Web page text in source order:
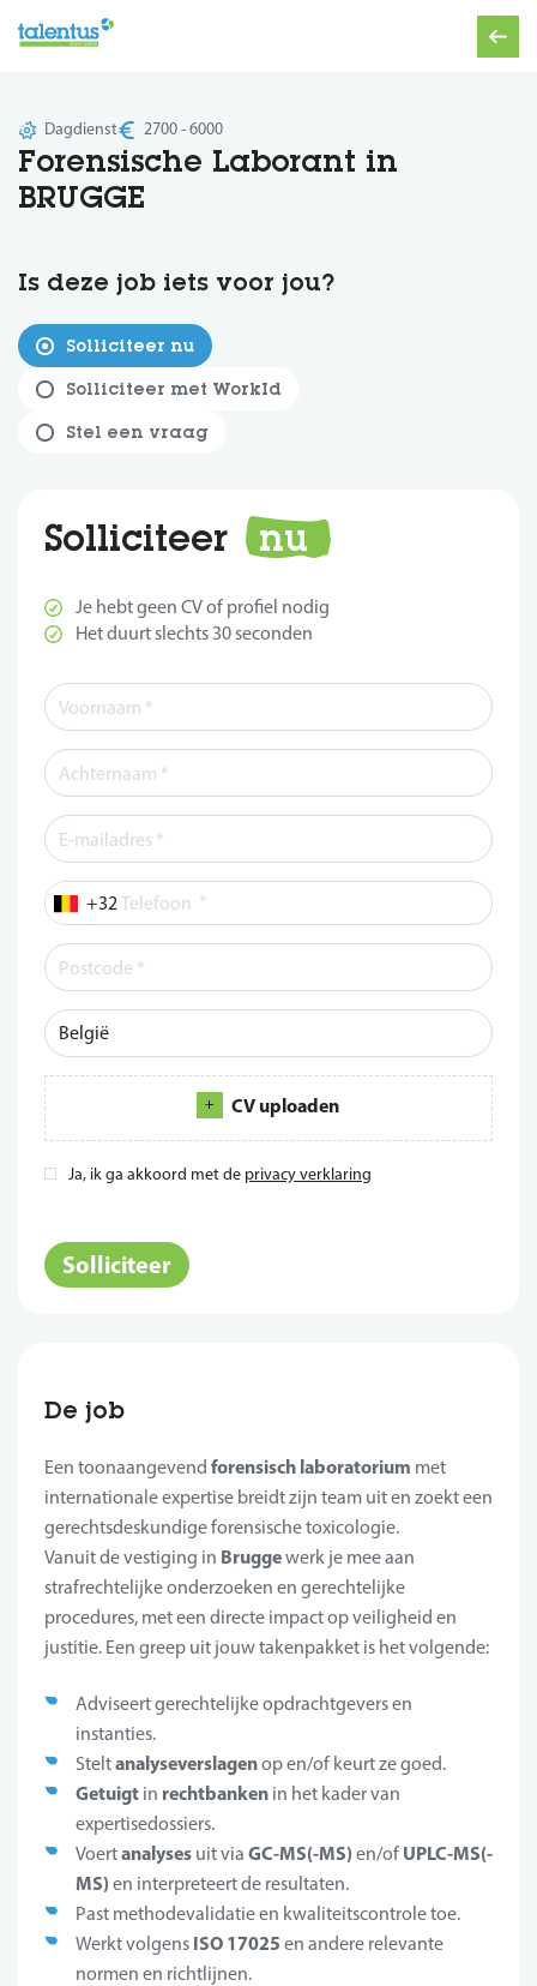
Forensische Laborant in
BRUGGE
Dagdienst 2700 - 6000
Is deze job iets voor jou?
Solliciteer nu
Solliciteer met WorkId
Stel een vraag
Solliciteer nu
Je hebt geen CV of profiel nodig
Het duurt slechts 30 seconden
Telefoon *
CV uploaden
Ja, ik ga akkoord met de privacy verklaring
Solliciteer
De job
Een toonaangevend forensisch laboratorium met
internationale expertise breidt zijn team uit en zoekt een
gerechtsdeskundige forensische toxicologie.
Vanuit de vestiging in Bruggewerk je mee aan
strafrechtelijke onderzoeken en gerechtelijke
procedures, met een directe impact op veiligheid en
justitie. Een greep uit jouw takenpakket is het volgende:
Adviseert gerechtelijke opdrachtgevers en
instanties.
Steltanalyseverslagenop en/of keurt ze goed.
Getuigt in rechtbanken in het kader van
expertisedossiers.
Voertanalyses uit via GC-MS(-MS) en/ofUPLC-MS(-
MS) en interpreteert de resultaten.
Past methodevalidatie en kwaliteitscontrole toe.
Werkt volgens ISO 17025 en andere relevante
normen en richtlijnen.